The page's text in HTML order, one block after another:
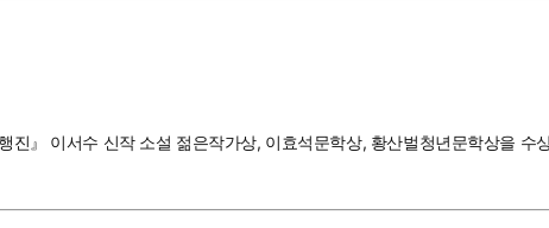
진』 이서수 신작 소설 젊은작가상, 이효석문학상, 황산벌청년문학상을